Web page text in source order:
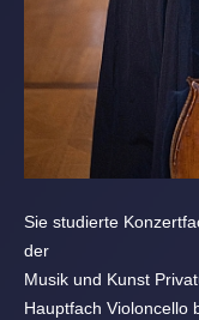
Sie studierte
der
Musik und Kunst
Hauptfach Violoncello